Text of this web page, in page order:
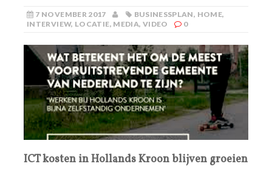
7 NOVEMBER 2017 BUSINESSPLAN, HOME,
INTERVIEW, LOCATIE, MEDIA, VIDEO 0
ICT kosten in Hollands Kroon blijven groeien